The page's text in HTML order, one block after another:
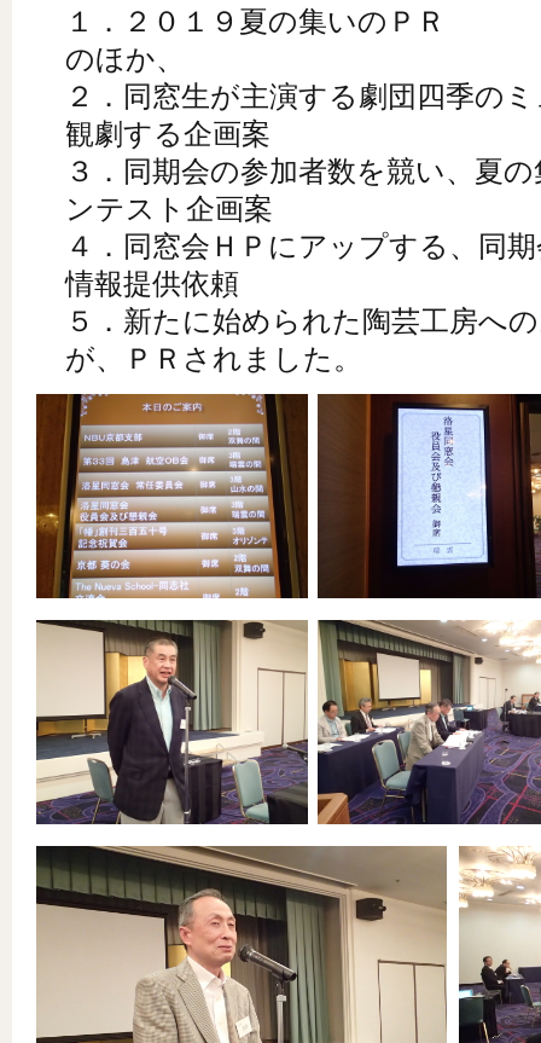
１．２０１９夏の集いのＰＲ
のほか、
２．同窓生が主演する劇団四季の
観劇する企画案
３．同期会の参加者数を競い、夏
ンテスト企画案
４．同窓会ＨＰにアップする、同
情報提供依頼
５．新たに始められた陶芸工房へ
が、ＰＲされました。